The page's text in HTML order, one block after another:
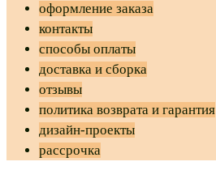
оформление заказа
контакты
способы оплаты
доставка и сборка
отзывы
политика возврата и гарантия
дизайн-проекты
рассрочка